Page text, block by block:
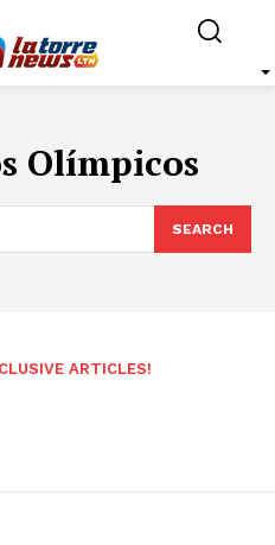
Olímpicos
SEARCH
ARTICLES!